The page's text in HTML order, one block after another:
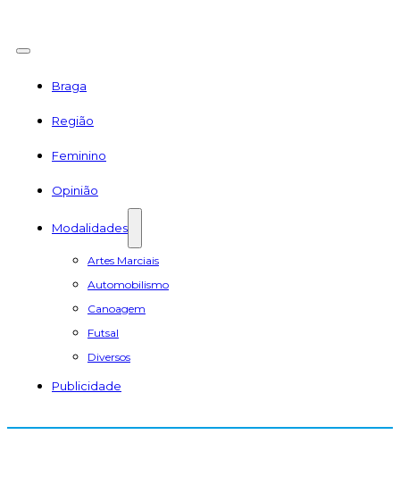
Braga
Região
Feminino
Opinião
Modalidades
Artes Marciais
Automobilismo
Canoagem
Futsal
Diversos
Publicidade